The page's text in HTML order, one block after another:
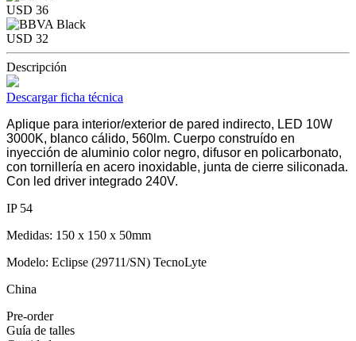
USD 36
USD 32
Descripción
Descargar ficha técnica
Aplique para interior/exterior de pared indirecto, LED 10W
3000K, blanco cálido, 560lm. Cuerpo construído en
inyección de aluminio color negro, difusor en policarbonato,
con tornillería en acero inoxidable, junta de cierre siliconada.
Con led driver integrado 240V.
IP 54
Medidas: 150 x 150 x 50mm
Modelo: Eclipse (29711/SN) TecnoLyte
China
Pre-order
Guía de talles